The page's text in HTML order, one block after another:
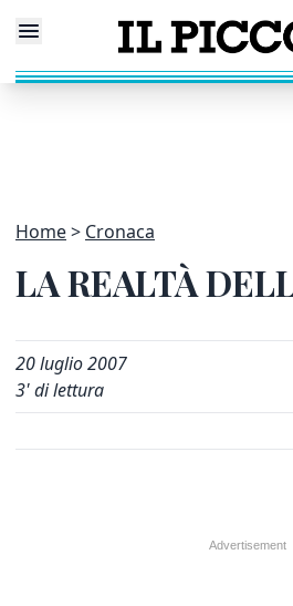
Home Cronaca
LA REALTÀ
20 luglio 2007
3' di lettura